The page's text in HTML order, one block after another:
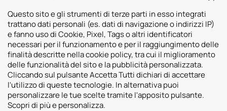
Sedi
Vicenza
Padova
Venezia
Risorse
Contatti
Questo sito e gli strumenti di terze parti in esso integrati
trattano dati personali (es. dati di navigazione o indirizzi IP)
e fanno uso di Cookie, Pixel, Tags o altri identificatori
necessari per il funzionamento e per il raggiungimento delle
finalità descritte nella cookie policy, tra cui il miglioramento
delle funzionalità del sito e la pubblicità personalizzata.
Cliccando sul pulsante Accetta Tutti dichiari di accettare
l'utilizzo di queste tecnologie. In alternativa puoi
personalizzare le tue scelte tramite l'apposito pulsante.
Scopri di più e personalizza.